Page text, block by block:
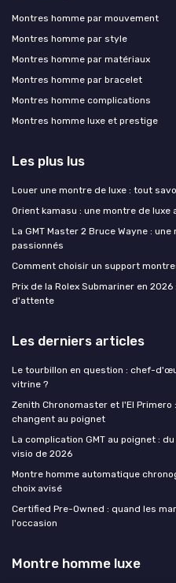
Montres homme par mouvement
Montres homme par style
Montres homme par matériaux
Montres homme par bracelet
Montres homme complications
Montres homme luxe et prestige
Les plus lus
Louer une montre de luxe : tout
Orient kamasu : une montre de
La GMT Master 2 Bruce Wayne :
passionnés
Comment choisir un support
Prix de la Rolex Submariner en
d'attente
Les derniers articles
Le tourbillon en question : chef-
vitrine ?
Zenith Chronomaster et l'El
changent au poignet
La complication GMT au poignet :
visio de 2026
Montre homme automatique
choix avisé
Certified Pre-Owned : quand les
l'occasion
Montre homme luxe